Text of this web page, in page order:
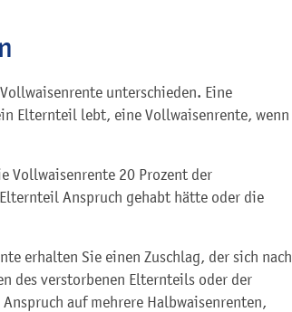
unterschieden. Eine
Elternteil lebt, eine Vollwaisenrente, wenn
Vollwaisenrente 20 Prozent der
Anspruch gehabt hätte oder die
erhalten Sie einen Zuschlag, der sich nach
des verstorbenen Elternteils oder der
auf mehrere Halbwaisenrenten,